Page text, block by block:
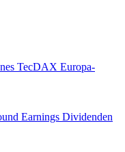
TecDAX Europa-
Earnings Dividenden